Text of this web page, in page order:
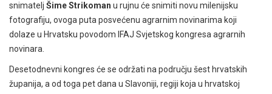
snimatelj Šime Strikoman u rujnu će snimiti novu milenijsku
fotografiju, ovoga puta posvećenu agrarnim novinarima koji
dolaze u Hrvatsku povodom IFAJ Svjetskog kongresa agrarnih
novinara.
Desetodnevni kongres će se održati na području šest hrvatskih
županija, a od toga pet dana u Slavoniji, regiji koja u hrvatskoj